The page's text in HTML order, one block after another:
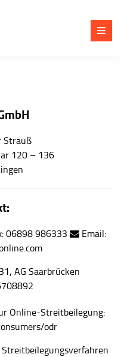
Strauß
120 – 136
06898 986333
Email:
AG Saarbrücken
Online-Streitbeilegung:
odr